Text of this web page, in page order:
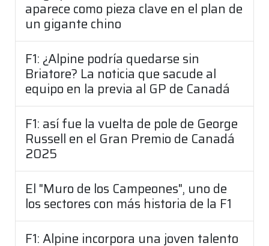
aparece como pieza clave en el plan de
un gigante chino
F1: ¿Alpine podría quedarse sin
Briatore? La noticia que sacude al
equipo en la previa al GP de Canadá
F1: así fue la vuelta de pole de George
Russell en el Gran Premio de Canadá
2025
El "Muro de los Campeones", uno de
los sectores con más historia de la F1
F1: Alpine incorpora una joven talento